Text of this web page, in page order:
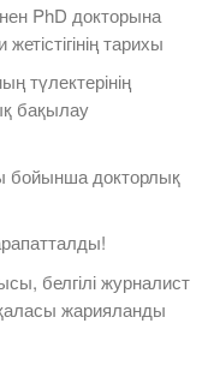
PhD докторына
тарихы
түлектерінің
бақылау
бойынша докторлық
белгілі журналист
жарияланды